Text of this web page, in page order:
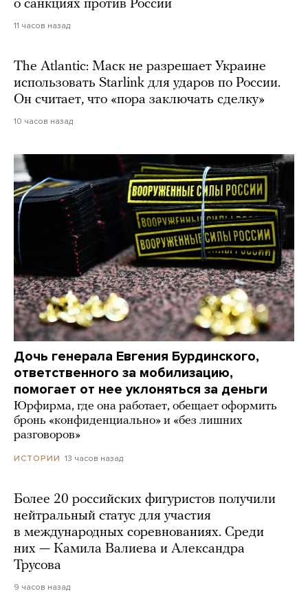
о санкциях против России
11 часов назад
The Atlantic: Маск не разрешает Украине
использовать Starlink для ударов по России.
Он считает, что «пора заключать сделку»
10 часов назад
Дочь генерала Евгения Бурдинского,
ответственного за мобилизацию,
помогает от нее уклоняться за деньги
Юрфирма, где она работает, обещает оформить
бронь «конфиденциально» и «без лишних
разговоров»
ИСТОРИИ 13 часов назад
Более 20 российских фигуристов получили
нейтральный статус для участия
в международных соревнованиях. Среди
них — Камила Валиева и Александра
Трусова
9 часов назад